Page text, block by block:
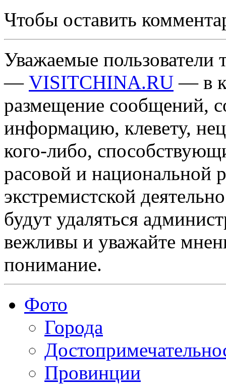
Чтобы оставить
Уважаемые пользователи
— VISITCHINA.RU — в
размещение сообщений,
информацию, клевету,
кого-либо,
расовой и национальной
экстремистской
будут удаляться
вежливы и уважайте
понимание.
Фото
Города
Провинции